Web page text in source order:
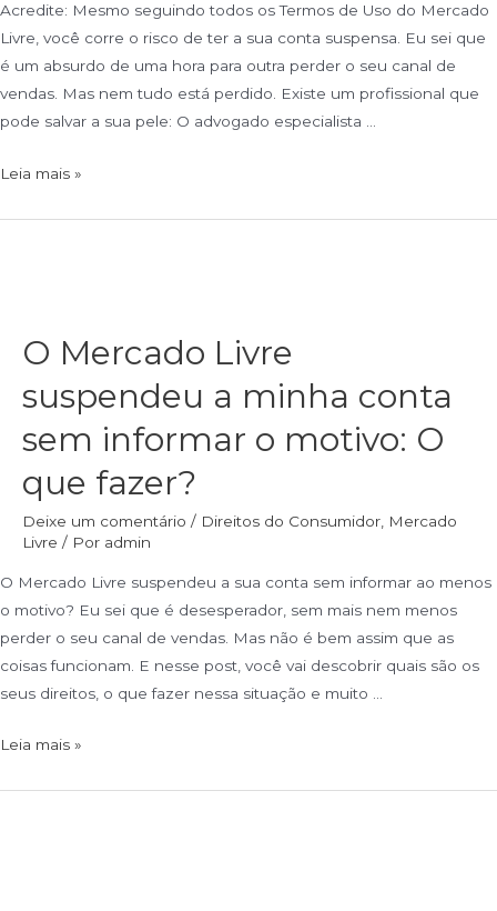
Acredite: Mesmo seguindo todos os Termos de Uso do Mercado
Livre, você corre o risco de ter a sua conta suspensa. Eu sei que
é um absurdo de uma hora para outra perder o seu canal de
vendas. Mas nem tudo está perdido. Existe um profissional que
pode salvar a sua pele: O advogado especialista …
Leia mais »
O Mercado Livre
suspendeu a minha conta
sem informar o motivo: O
que fazer?
Deixe um comentário / Direitos do Consumidor Mercado
Livre / Por admin
O Mercado Livre suspendeu a sua conta sem informar ao menos
o motivo? Eu sei que é desesperador, sem mais nem menos
perder o seu canal de vendas. Mas não é bem assim que as
coisas funcionam. E nesse post, você vai descobrir quais são os
seus direitos, o que fazer nessa situação e muito …
Leia mais »